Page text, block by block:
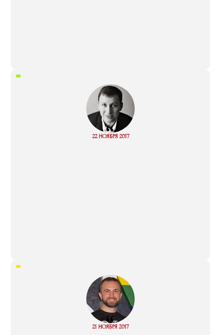
“
22 НОЯБРЯ 2017
Read
“
21 НОЯБРЯ 2017
Read